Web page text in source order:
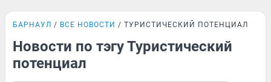
БАРНАУЛ ВСЕ НОВОСТИ ТУРИСТИЧЕСКИЙ ПОТЕНЦИАЛ
Новости по тэгу Туристический
потенциал